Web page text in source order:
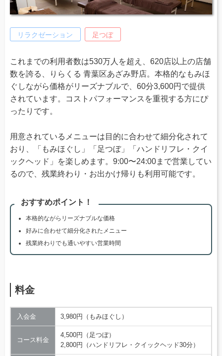
リラクゼーション 足つぼ
これまでの利用者数は530万人を超え、620店以上の店舗
数を誇る、りらくる 青葉区あざみ野店。本格的なもみほ
ぐしながら価格がリーズナブルで、60分3,600円で提供
されています。コストパフォーマンスを重視する方にぴ
ったりです。
用意されているメニューは目的に合わせて細分化されて
おり、「もみほぐし」「足つぼ」「ハンドリフレ・クイ
ックヘッド」を楽しめます。9:00〜24:00まで営業してい
るので、残業終わり・お出かけ帰りも利用可能です。
おすすめポイント！
本格的ながらリーズナブルな価格
好みに合わせて細分化されたメニュー
残業終わりでも通いやすい営業時間
料金
入会金 3,980円（もみほぐし）
コース料金
4,500円（足つぼ）
2,800円（ハンドリフレ・クイックヘッド30分）